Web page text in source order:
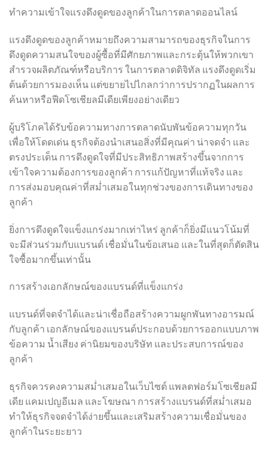
ทำความเข้าใจแรงดึงดูดของลูกค้าในการตลาดออนไลน์
แรงดึงดูดของลูกค้าหมายถึงความสามารถของธุรกิจในการ
ดึงดูดความสนใจของผู้ซื้อที่มีศักยภาพและกระตุ้นให้พวกเขา
สำรวจผลิตภัณฑ์หรือบริการ ในการตลาดดิจิทัล แรงดึงดูดเริ่ม
ต้นด้วยการมองเห็น แต่ขยายไปไกลกว่าการปรากฏในผลการ
ค้นหาหรือฟีดโซเชียลมีเดียเพียงอย่างเดียว
ผู้บริโภคได้รับข้อความทางการตลาดนับพันข้อความทุกวัน
เพื่อให้โดดเด่น ธุรกิจต้องนำเสนอสิ่งที่มีคุณค่า น่าจดจำ และ
ตรงประเด็น การดึงดูดใจที่มีประสิทธิภาพสร้างขึ้นจากการ
เข้าใจความต้องการของลูกค้า การแก้ปัญหาที่แท้จริง และ
การส่งมอบคุณค่าที่สม่ำเสมอในทุกช่วงของการเดินทางของ
ลูกค้า
ยิ่งการดึงดูดใจแข็งแกร่งมากเท่าไหร่ ลูกค้าก็ยิ่งมีแนวโน้มที่
จะมีส่วนร่วมกับแบรนด์ เชื่อมั่นในข้อเสนอ และในที่สุดก็ตัดสิน
ใจซื้อมากขึ้นเท่านั้น
การสร้างเอกลักษณ์ของแบรนด์ที่แข็งแกร่ง
แบรนด์ที่จดจำได้และน่าเชื่อถือสร้างความผูกพันทางอารมณ์
กับลูกค้า เอกลักษณ์ของแบรนด์ประกอบด้วยการออกแบบภาพ
ข้อความ น้ำเสียง ค่านิยมของบริษัท และประสบการณ์ของ
ลูกค้า
ธุรกิจควรคงความสม่ำเสมอในเว็บไซต์ แพลตฟอร์มโซเชียลมี
เดีย แคมเปญอีเมล และโฆษณา การสร้างแบรนด์ที่สม่ำเสมอ
ทำให้ธุรกิจจดจำได้ง่ายขึ้นและเสริมสร้างความเชื่อมั่นของ
ลูกค้าในระยะยาว